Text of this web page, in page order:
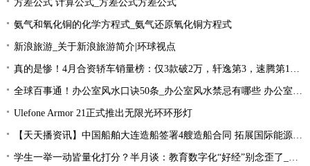
方差公式 计算公式_方差公式方差公式
氨气和氧化铜的化学方程式_氨气还原氧化铜方程式
新浪旅游_关于新浪旅游简介|环球视点
真的是惨！4月合资轿车销量榜：仅3款破2万，轩逸第3，速腾第16！
全球百事通！办公室风水口诀50条_办公室风水禁忌有哪些 办公室风水禁忌大全
Ulefone Armor 21正式推出无限光环环形灯
【天天播资讯】中国船舶大连造船签署4艘造船合同 拓展国际能源运输领域合作
学生一举一动皆量化打分？半月谈：教育数字化“好经”别念歪了_环球今亮点